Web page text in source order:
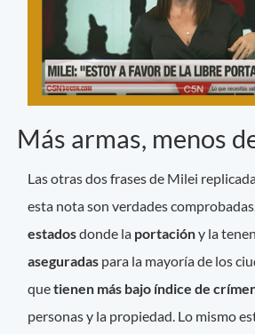
Más armas, menos
Las otras dos frases de Milei
esta nota son verdades
estadosdonde la portacióny la
aseguradas para la mayoría de los
quetienen más bajo índice de
personas y la propiedad. Lo mismo